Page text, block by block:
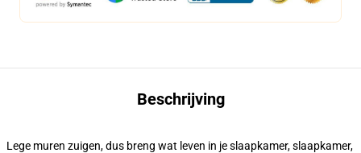
Beschrijving
Lege muren zuigen, dus breng wat leven in je slaapkamer, slaapkamer,